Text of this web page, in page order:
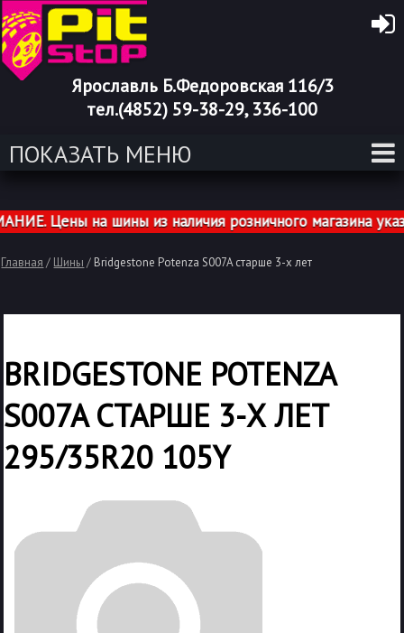
Ярославль Б.Федоровская 116/3
тел.(4852) 59-38-29, 336-100
ПОКАЗАТЬ МЕНЮ
Цены на шины из наличия розничного магазина
Главная / Шины / Bridgestone Potenza S007A старше 3-х лет
BRIDGESTONE POTENZA
S007A СТАРШЕ 3-Х ЛЕТ
295/35R20 105Y